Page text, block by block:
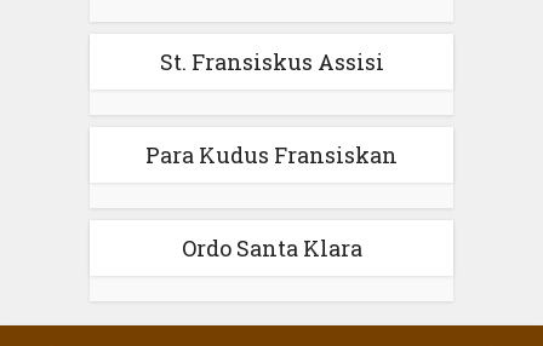
St. Fransiskus Assisi
Para Kudus Fransiskan
Ordo Santa Klara